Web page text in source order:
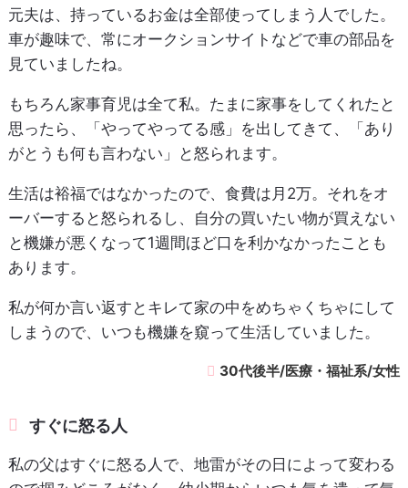
元夫は、持っているお金は全部使ってしまう人でした。
車が趣味で、常にオークションサイトなどで車の部品を
見ていましたね。
もちろん家事育児は全て私。たまに家事をしてくれたと
思ったら、「やってやってる感」を出してきて、「あり
がとうも何も言わない」と怒られます。
生活は裕福ではなかったので、食費は月2万。それをオ
ーバーすると怒られるし、自分の買いたい物が買えない
と機嫌が悪くなって1週間ほど口を利かなかったことも
あります。
私が何か言い返すとキレて家の中をめちゃくちゃにして
しまうので、いつも機嫌を窺って生活していました。
30代後半/医療・福祉系/女性
すぐに怒る人
私の父はすぐに怒る人で、地雷がその日によって変わる